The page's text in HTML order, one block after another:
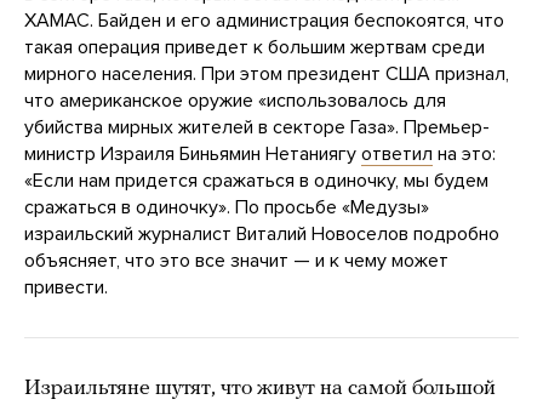
ХАМАС. Байден и его администрация беспокоятся, что
такая операция приведет к большим жертвам среди
мирного населения. При этом президент США признал,
что американское оружие «использовалось для
убийства мирных жителей в секторе Газа». Премьер-
министр Израиля Биньямин Нетаниягу ответил на это:
«Если нам придется сражаться в одиночку, мы будем
сражаться в одиночку». По просьбе «Медузы»
израильский журналист Виталий Новоселов подробно
объясняет, что это все значит — и к чему может
привести.
Израильтяне шутят, что живут на самой большой